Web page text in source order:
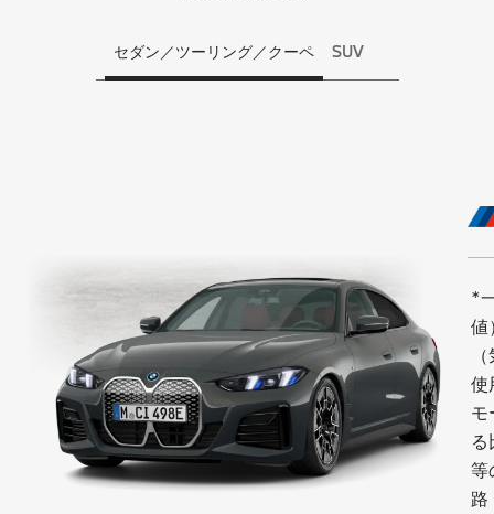
セダン／ツーリング／クーペ SUV
*
値
使
モ
等
路